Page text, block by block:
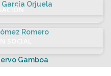
García Orjuela
Romero
Gamboa